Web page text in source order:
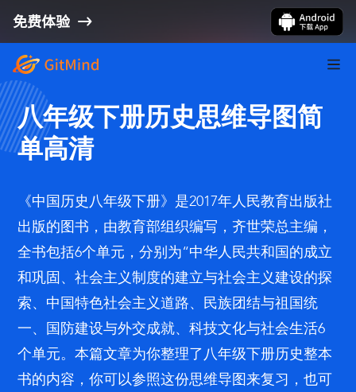
免费体验
八年级下册历史思维导图简
单高清
《中国历史八年级下册》是2017年人民教育出版社
出版的图书，由教育部组织编写，齐世荣总主编，
全书包括6个单元，分别为“中华人民共和国的成立
和巩固、社会主义制度的建立与社会主义建设的探
索、中国特色社会主义道路、民族团结与祖国统
一、国防建设与外交成就、科技文化与社会生活6
个单元。本篇文章为你整理了八年级下册历史整本
书的内容，你可以参照这份思维导图来复习，也可